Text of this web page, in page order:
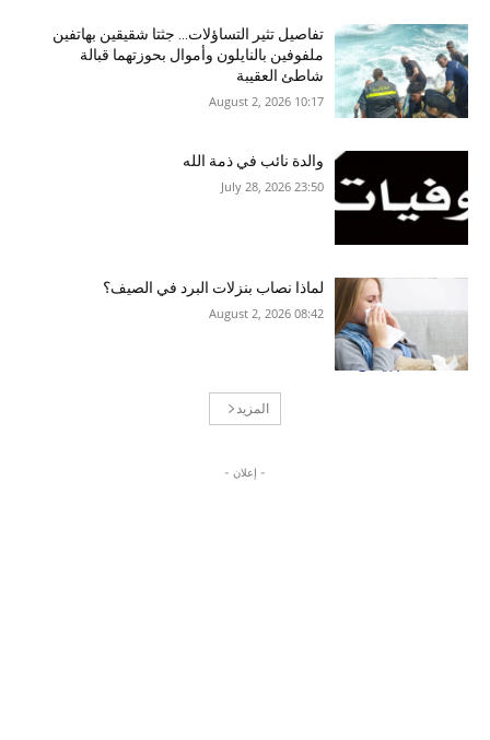
تفاصيل تثير التساؤلات… جثتا شقيقين بهاتفين
ملفوفين بالنايلون وأموال بحوزتهما قبالة
شاطئ العقيبة
10:17 2026 ,August 2
والدة نائب في ذمة الله
23:50 2026 ,July 28
لماذا نصاب بنزلات البرد في الصيف؟
08:42 2026 ,August 2
المزيد
- إعلان -